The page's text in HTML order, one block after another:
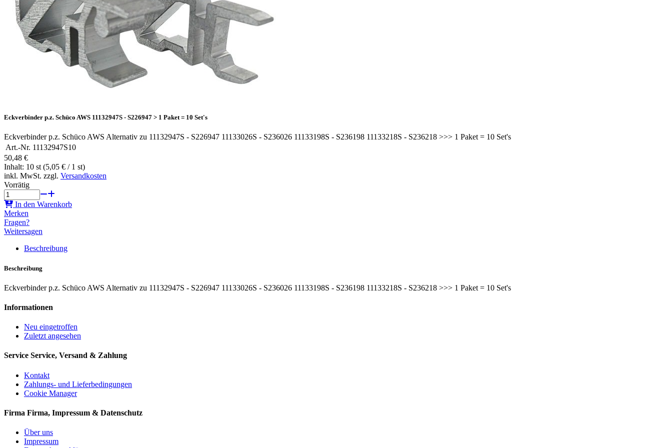
Eckverbinder p.z. Schüco AWS 11132947S - S226947 > 1 Paket = 10 Set's
Eckverbinder p.z. Schüco AWS Alternativ zu 11132947S - S226947 11133026S - S236026 11133198S - S236198 11133218S - S236218 >>> 1 Paket = 10 Set's
Art.-Nr. 11132947S10
50,48 €
Inhalt: 10 st (5,05 € / 1 st)
inkl. MwSt. zzgl. Versandkosten
Vorrätig
In den Warenkorb
Merken
Fragen?
Weitersagen
Beschreibung
Beschreibung
Eckverbinder p.z. Schüco AWS Alternativ zu 11132947S - S226947 11133026S - S236026 11133198S - S236198 11133218S - S236218 >>> 1 Paket = 10 Set's
Informationen
Neu eingetroffen
Zuletzt angesehen
Service Service, Versand & Zahlung
Kontakt
Zahlungs- und Lieferbedingungen
Cookie Manager
Firma Firma, Impressum & Datenschutz
Über uns
Impressum